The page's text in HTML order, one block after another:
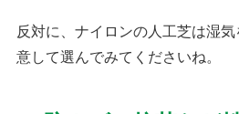
反対に、ナイロンの人工芝は湿
意して選んでみてくださいね。